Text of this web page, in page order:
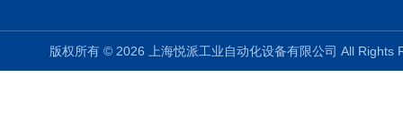
版权所有 © 2026 上海悦派工业自动化设备有限公司 All